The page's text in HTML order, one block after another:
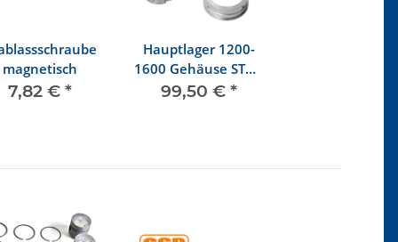
magnetisch
7,82 € *
Hauptlager 1200-
1600 Gehäuse STD /
KW STD
99,50 € *